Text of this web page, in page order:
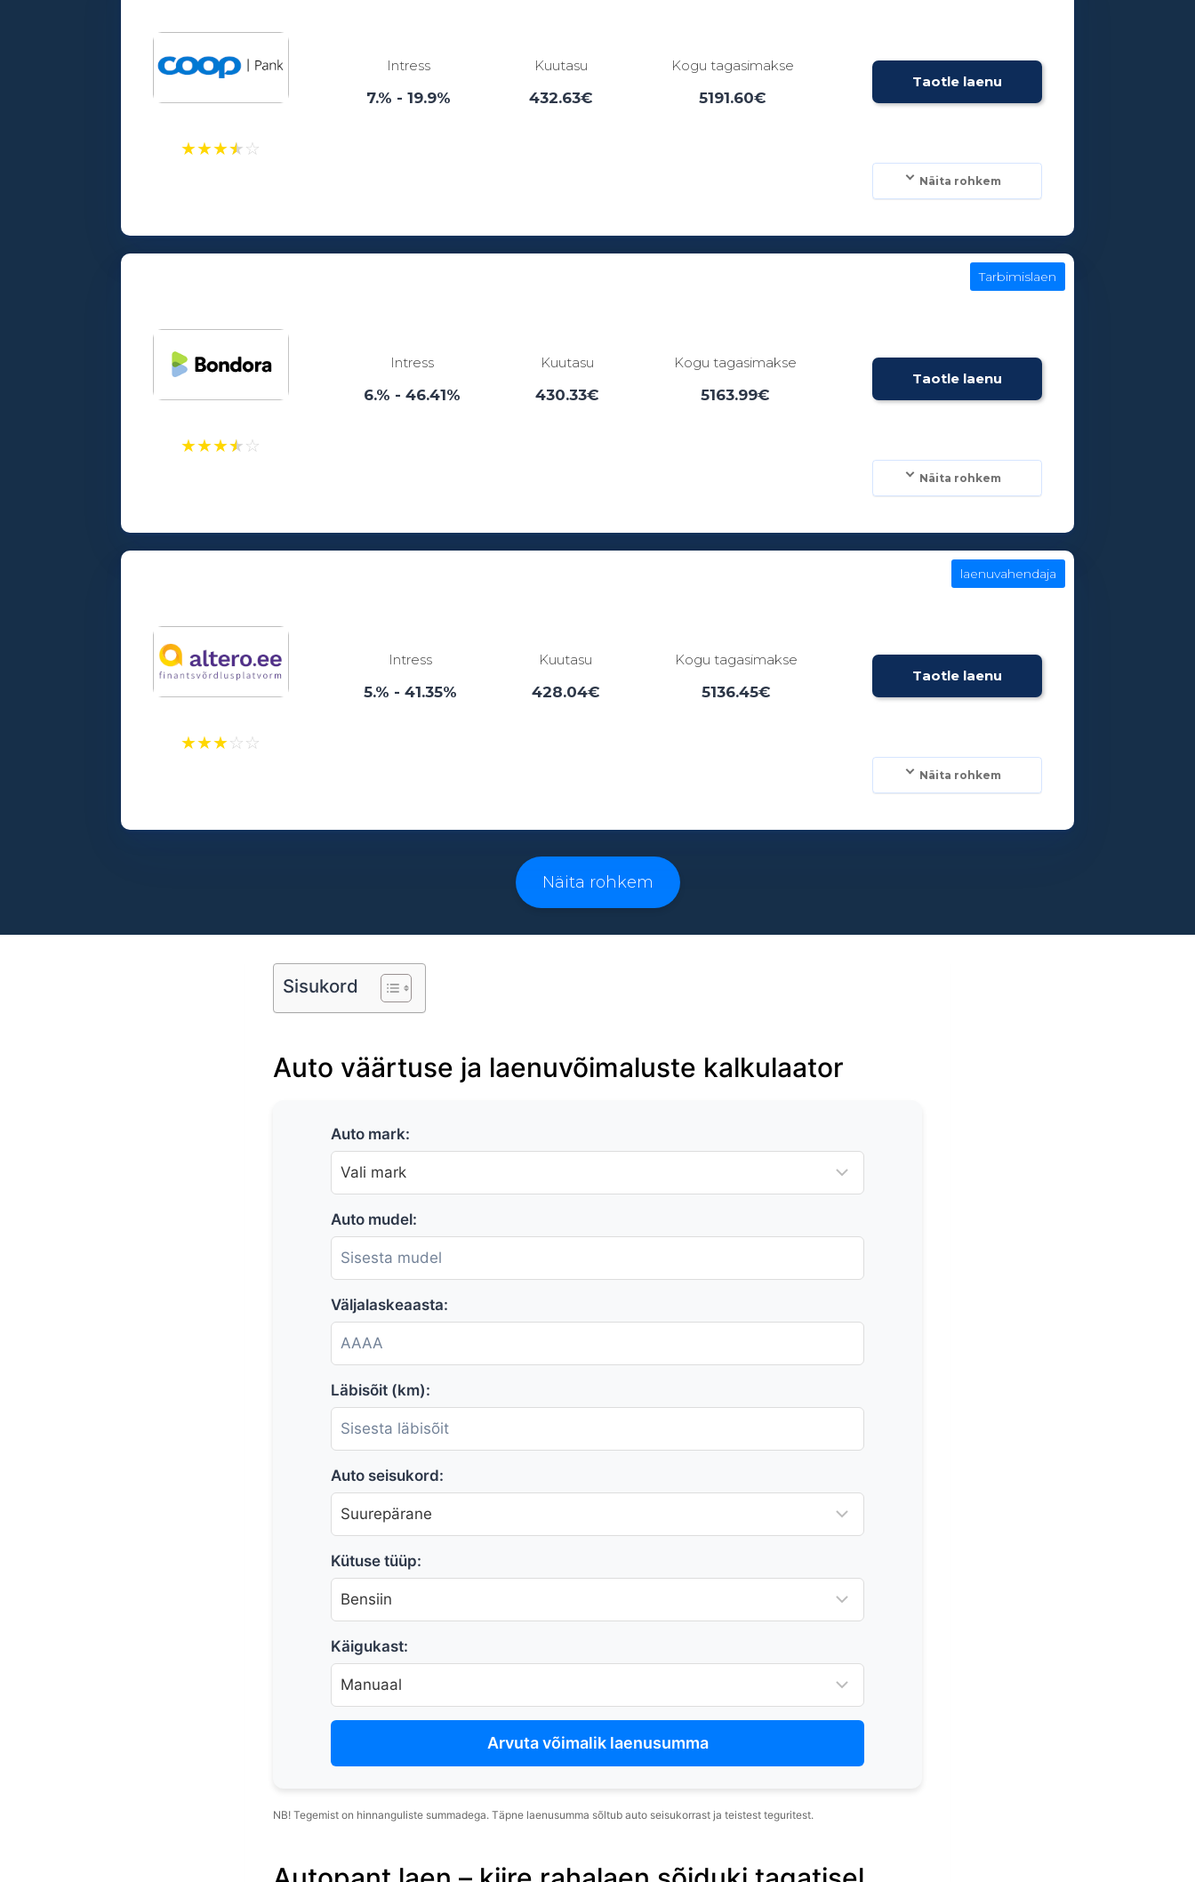
18
★★★★☆
Intress
7.% - 19.9%
Kuutasu
432.63€
Kogu tagasimakse
5191.60€
Taotle laenu
Näita rohkem
18
★★★★☆
Intress
6.% - 46.41%
Kuutasu
430.33€
Kogu tagasimakse
5163.99€
Taotle laenu
Tarbimislaen
Näita rohkem
18
★★★☆☆
Intress
5.% - 41.35%
Kuutasu
428.04€
Kogu tagasimakse
5136.45€
Taotle laenu
laenuvahendaja
Näita rohkem
3 - 96 kuud
Vanusepiirang:
Näita rohkem
Sisukord
Auto väärtuse ja laenuvõimaluste kalkulaator
Auto mark:
Auto mudel:
Väljalaskeaasta:
Läbisõit (km):
Auto seisukord:
Kütuse tüüp:
Käigukast:
Arvuta võimalik laenusumma
NB! Tegemist on hinnanguliste summadega. Täpne laenusumma sõltub auto seisukorrast ja teistest teguritest.